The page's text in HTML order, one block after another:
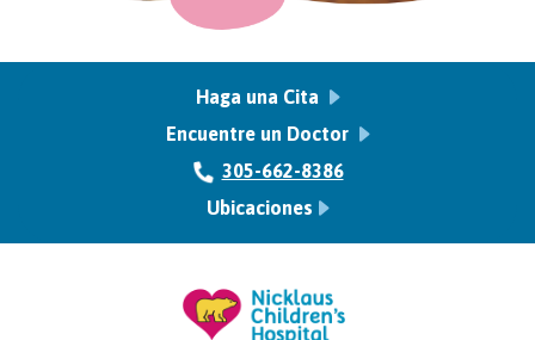
Haga una Cita
Encuentre un Doctor
305-662-8386
Ubicaciones